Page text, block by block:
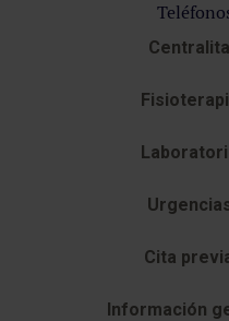
Cita
Información